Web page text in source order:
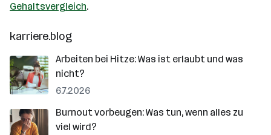
Gehaltsvergleich.
karriere.blog
Arbeiten bei Hitze: Was ist erlaubt und was
nicht?
6.7.2026
Burnout vorbeugen: Was tun, wenn alles zu
viel wird?